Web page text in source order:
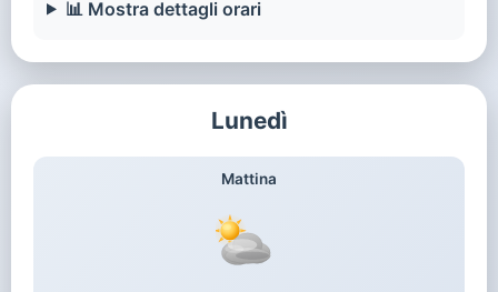
📊 Mostra dettagli orari
Lunedì
Mattina